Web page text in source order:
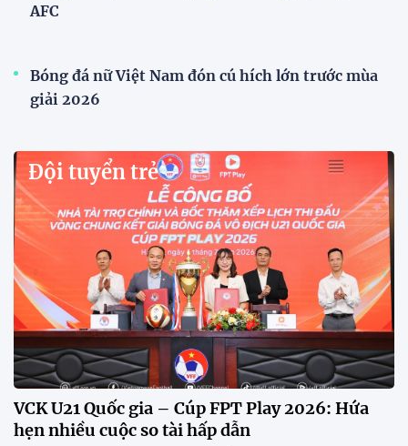
CĐV vượt gần 80 km từ 5h30 sáng để mua vé
xem tuyển Việt Nam
Tuyển Việt Nam đối đầu Malaysia ở bán kết
ASEAN Cup 2026?
Đội tuyển Việt Nam được người hâm mộ chào đón
nồng nhiệt khi trở về Hà Nội